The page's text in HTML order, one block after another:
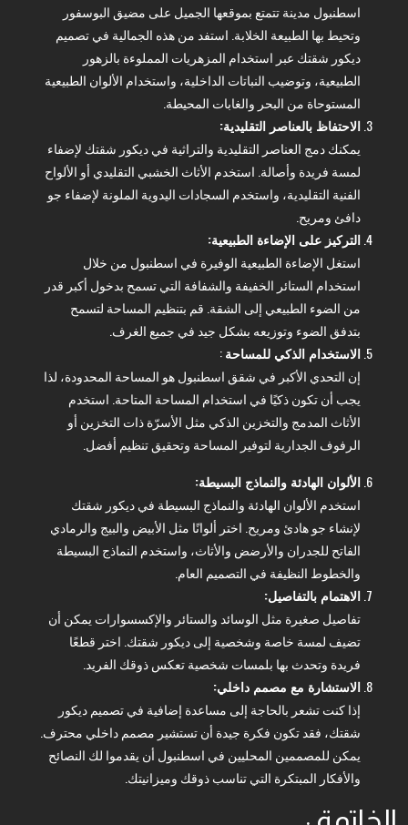
اسطنبول مدينة تتمتع بموقعها الجميل على مضيق البوسفور
وتحيط بها الطبيعة الخلابة. استفد من هذه الجمالية في تصميم
ديكور شقتك عبر استخدام المزهريات المملوءة بالزهور
الطبيعية، وتوضيب النباتات الداخلية، واستخدام الألوان الطبيعية
المستوحاة من البحر والغابات المحيطة.
الاحتفاظ بالعناصر التقليدية:
يمكنك دمج العناصر التقليدية والتراثية في ديكور شقتك لإضفاء
لمسة فريدة وأصالة. استخدم الأثاث الخشبي التقليدي أو الألواح
الفنية التقليدية، واستخدم السجادات اليدوية الملونة لإضفاء جو
دافئ ومريح.
التركيز على الإضاءة الطبيعية:
استغل الإضاءة الطبيعية الوفيرة في اسطنبول من خلال
استخدام الستائر الخفيفة والشفافة التي تسمح بدخول أكبر قدر
من الضوء الطبيعي إلى الشقة. قم بتنظيم المساحة لتسمح
بتدفق الضوء وتوزيعه بشكل جيد في جميع الغرف.
الاستخدام الذكي للمساحة:
إن التحدي الأكبر في شقق اسطنبول هو المساحة المحدودة، لذا
يجب أن تكون ذكيًا في استخدام المساحة المتاحة. استخدم
الأثاث المدمج والتخزين الذكي مثل الأسرّة ذات التخزين أو
الرفوف الجدارية لتوفير المساحة وتحقيق تنظيم أفضل.
الألوان الهادئة والنماذج البسيطة:
استخدم الألوان الهادئة والنماذج البسيطة في ديكور شقتك
لإنشاء جو هادئ ومريح. اختر ألوانًا مثل الأبيض والبيج والرمادي
الفاتح للجدران والأرضض والأثاث، واستخدم النماذج البسيطة
والخطوط النظيفة في التصميم العام.
الاهتمام بالتفاصيل:
تفاصيل صغيرة مثل الوسائد والستائر والإكسسوارات يمكن أن
تضيف لمسة خاصة وشخصية إلى ديكور شقتك. اختر قطعًا
فريدة وتحدث بها بلمسات شخصية تعكس ذوقك الفريد.
الاستشارة مع مصمم داخلي:
إذا كنت تشعر بالحاجة إلى مساعدة إضافية في تصميم ديكور
شقتك، فقد تكون فكرة جيدة أن تستشير مصمم داخلي محترف.
يمكن للمصممين المحليين في اسطنبول أن يقدموا لك النصائح
والأفكار المبتكرة التي تناسب ذوقك وميزانيتك.